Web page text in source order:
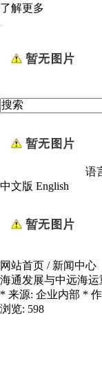
了解更多
语
中文版 English
网站首页 / 新闻中心
海通发展与中远海
* 来源: 企业内部 * 作
浏览: 598